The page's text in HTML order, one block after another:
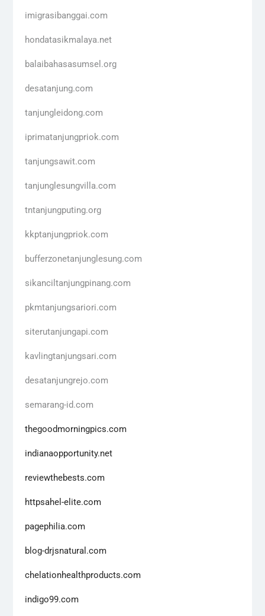
imigrasibanggai.com
hondatasikmalaya.net
balaibahasasumsel.org
desatanjung.com
tanjungleidong.com
iprimatanjungpriok.com
tanjungsawit.com
tanjunglesungvilla.com
tntanjungputing.org
kkptanjungpriok.com
bufferzonetanjunglesung.com
sikanciltanjungpinang.com
pkmtanjungsariori.com
siterutanjungapi.com
kavlingtanjungsari.com
desatanjungrejo.com
semarang-id.com
thegoodmorningpics.com
indianaopportunity.net
reviewthebests.com
httpsahel-elite.com
pagephilia.com
blog-drjsnatural.com
chelationhealthproducts.com
indigo99.com